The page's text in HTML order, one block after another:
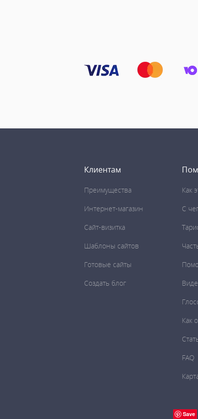
Клиентам
Преимущества
Интернет-магазин
Сайт-визитка
Шаблоны сайтов
Готовые сайты
Создать блог
Как
C
Как
FAQ
Save